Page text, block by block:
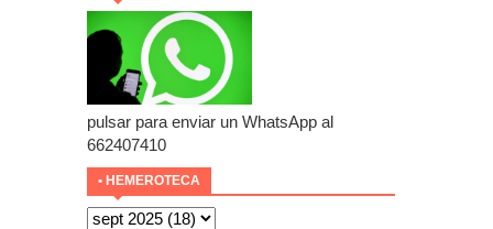
pulsar para enviar un WhatsApp al
662407410
• HEMEROTECA